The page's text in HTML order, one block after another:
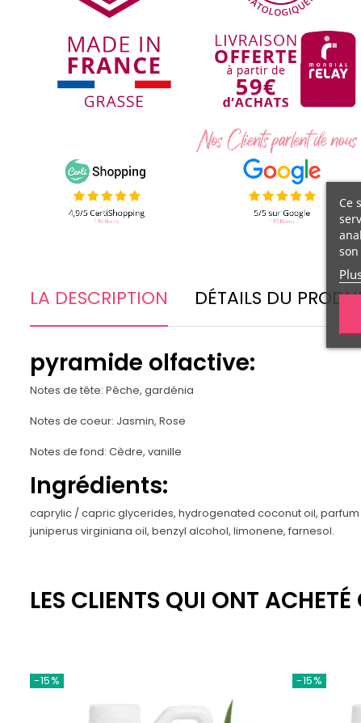
LA DESCRIPTION DÉTAILS DU
pyramide olfactive:
Notes de tête: Pêche, gardénia
Notes de coeur: Jasmin, Rose
Notes de fond: Cèdre, vanille
Ingrédients:
caprylic / capric glycerides, hydrogenated coconut oil,
juniperus virginiana oil, benzyl alcohol, limonene, farnesol.
LES CLIENTS QUI ONT
-15% -15%
Ce